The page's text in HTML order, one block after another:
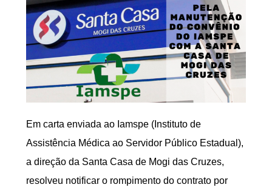
Em carta enviada ao Iamspe (Instituto de
Assistência Médica ao Servidor Público Estadual),
a direção da Santa Casa de Mogi das Cruzes,
resolveu notificar o rompimento do contrato por